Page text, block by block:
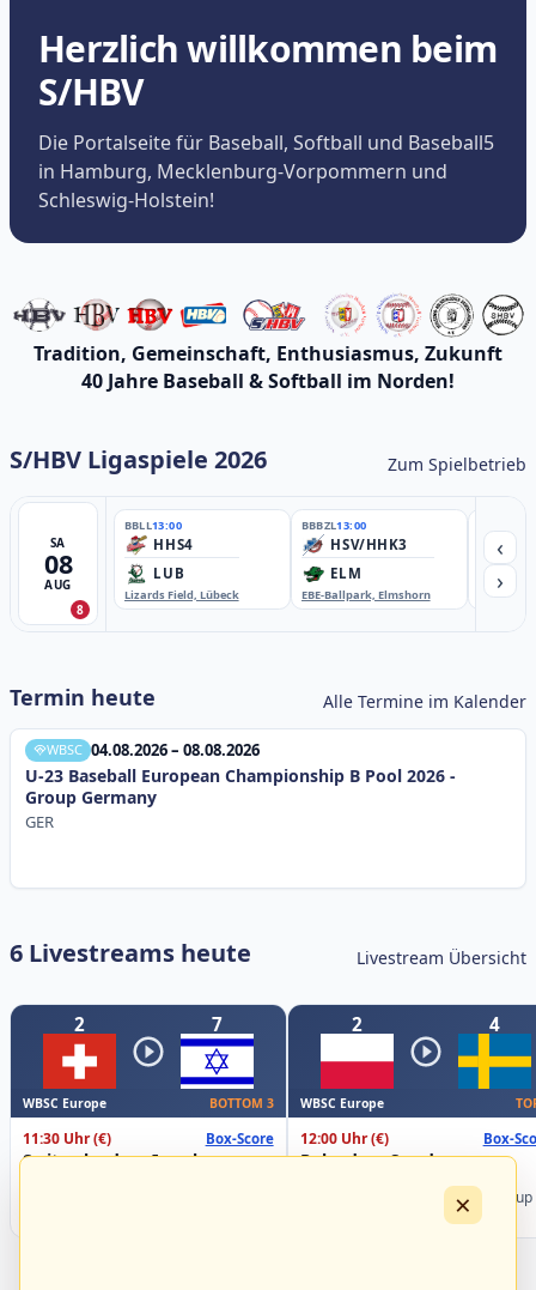
Herzlich willkommen beim
S/HBV
Die Portalseite für Baseball, Softball und Baseball5
in Hamburg, Mecklenburg-Vorpommern und
Schleswig-Holstein!
Tradition, Gemeinschaft, Enthusiasmus, Zukunft
40 Jahre Baseball & Softball im Norden!
S/HBV Ligaspiele 2026 Zum Spielbetrieb
SA
08
AUG
8
BBLL13:00
HHS4
LUB
Lizards Field, Lübeck
BBBZL13:00
HSV/HHK3
ELM
EBE-Ballpark, Elmshorn
‹
›
Termin heute Alle Termine im Kalender
WBSC 04.08.2026 – 08.08.2026
U-23 Baseball European Championship B Pool 2026 -
Group Germany
GER
6 Livestreams heute Livestream Übersicht
2 7
WBSC Europe BOTTOM 3
11:30 Uhr(€) Box-Score
Switzerland vs. Israel
2 4
WBSC Europe
12:00 Uhr(€) Box-
Poland vs. Sweden
Championship B Pool 2026 - Group
×